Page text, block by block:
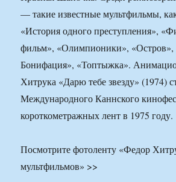
— такие известные мультфильмы,
«История одного преступления»,
фильм», «Олимпионики»,
Бонифация», «Топтыжка».
Хитрука «Дарю тебе звезду» (1974)
Международного Каннского
короткометражных лент в 1975 году.
Посмотрите фотоленту «Федор
мультфильмов» >>